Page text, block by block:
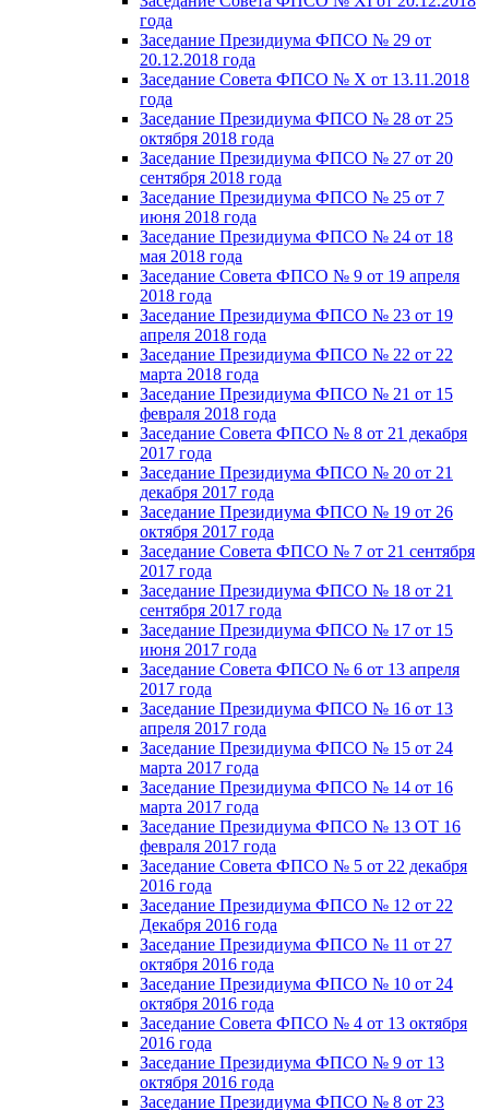
года
Заседание Президиума ФПСО № 29 от
20.12.2018 года
Заседание Совета ФПСО № X от 13.11.2018
года
Заседание Президиума ФПСО № 28 от 25
октября 2018 года
Заседание Президиума ФПСО № 27 от 20
сентября 2018 года
Заседание Президиума ФПСО № 25 от 7
июня 2018 года
Заседание Президиума ФПСО № 24 от 18
мая 2018 года
Заседание Совета ФПСО № 9 от 19 апреля
2018 года
Заседание Президиума ФПСО № 23 от 19
апреля 2018 года
Заседание Президиума ФПСО № 22 от 22
марта 2018 года
Заседание Президиума ФПСО № 21 от 15
февраля 2018 года
Заседание Совета ФПСО № 8 от 21 декабря
2017 года
Заседание Президиума ФПСО № 20 от 21
декабря 2017 года
Заседание Президиума ФПСО № 19 от 26
октября 2017 года
Заседание Совета ФПСО № 7 от 21 сентября
2017 года
Заседание Президиума ФПСО № 18 от 21
сентября 2017 года
Заседание Президиума ФПСО № 17 от 15
июня 2017 года
Заседание Совета ФПСО № 6 от 13 апреля
2017 года
Заседание Президиума ФПСО № 16 от 13
апреля 2017 года
Заседание Президиума ФПСО № 15 от 24
марта 2017 года
Заседание Президиума ФПСО № 14 от 16
марта 2017 года
Заседание Президиума ФПСО № 13 ОТ 16
февраля 2017 года
Заседание Совета ФПСО № 5 от 22 декабря
2016 года
Заседание Президиума ФПСО № 12 от 22
Декабря 2016 года
Заседание Президиума ФПСО № 11 от 27
октября 2016 года
Заседание Президиума ФПСО № 10 от 24
октября 2016 года
Заседание Совета ФПСО № 4 от 13 октября
2016 года
Заседание Президиума ФПСО № 9 от 13
октября 2016 года
Заседание Президиума ФПСО № 8 от 23